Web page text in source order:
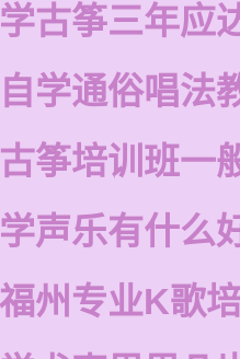
学古筝三年应
自学通俗唱法
古筝培训班一
学声乐有什么
福州专业K歌